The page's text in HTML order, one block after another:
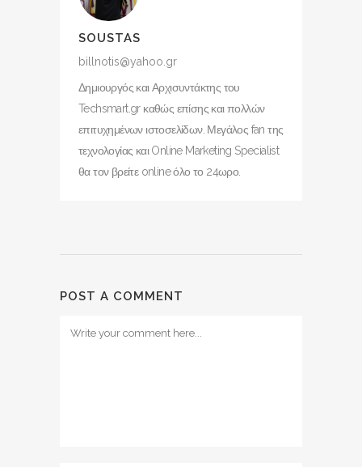
SOUSTAS
billnotis@yahoo.gr
Δημιουργός και Αρχισυντάκτης του
Techsmart.gr καθώς επίσης και πολλών
επιτυχημένων ιστοσελίδων. Μεγάλος fan της
τεχνολογίας και Online Marketing Specialist
θα τον βρείτε online όλο το 24ωρο.
POST A COMMENT